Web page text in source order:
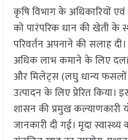
कृषि विभाग के अधिकारियों एवं
को पारंपरिक धान की खेती के
परिवर्तन अपनाने की सलाह
अधिक लाभ कमाने के लिए
और मिलेट्स (लघु धान्य
उत्पादन के लिए प्रेरित किया।
शासन की प्रमुख कल्याणकारी
जानकारी दी गई। मृदा